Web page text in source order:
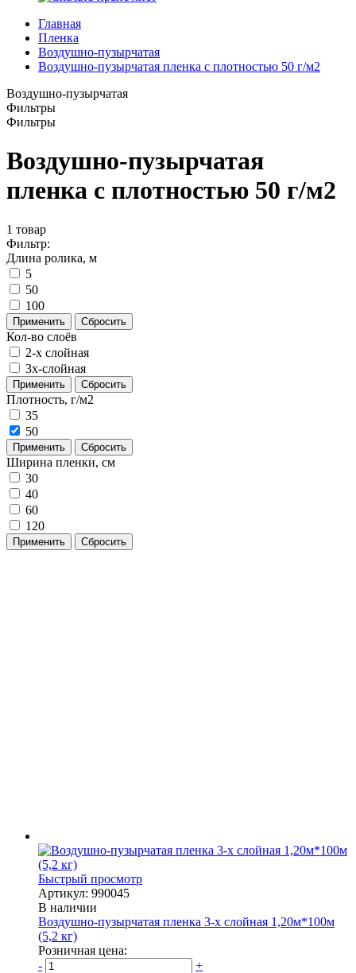
Главная
Пленка
Воздушно-пузырчатая
Воздушно-пузырчатая пленка с плотностью 50 г/м2
Воздушно-пузырчатая
Фильтры
Фильтры
Воздушно-пузырчатая
пленка с плотностью 50 г/м2
1 товар
Фильтр:
Длина ролика, м
5
50
100
Применить Сбросить
Кол-во слоёв
2-х слойная
3х-слойная
Применить Сбросить
Плотность, г/м2
35
50
Применить Сбросить
Ширина пленки, см
30
40
60
120
Применить Сбросить
Быстрый просмотр
Артикул: 990045
В наличии
Воздушно-пузырчатая пленка 3-х слойная 1,20м*100м
(5,2 кг)
Розничная цена:
-
+